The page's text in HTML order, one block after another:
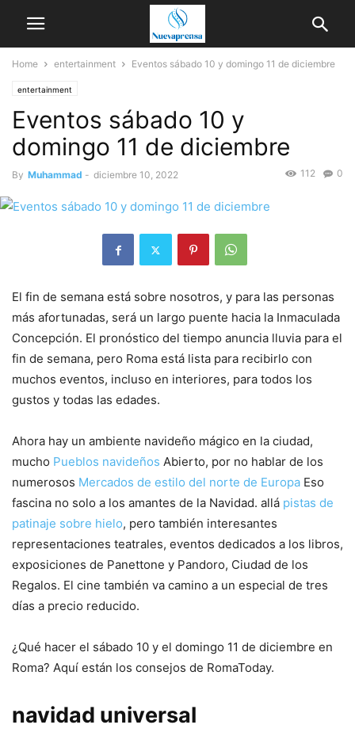
Home entertainment Eventos sábado 10 y domingo 11 de diciembre
entertainment
Eventos sábado 10 y
domingo 11 de diciembre
By Muhammad - diciembre 10, 2022 0
112
El fin de semana está sobre nosotros, y para las personas
más afortunadas, será un largo puente hacia la Inmaculada
Concepción. El pronóstico del tiempo anuncia lluvia para el
fin de semana, pero Roma está lista para recibirlo con
muchos eventos, incluso en interiores, para todos los
gustos y todas las edades.
Ahora hay un ambiente navideño mágico en la ciudad,
mucho Pueblos navideños Abierto, por no hablar de los
numerosos Mercados de estilo del norte de Europa Eso
fascina no solo a los amantes de la Navidad. allá pistas de
patinaje sobre hielo, pero también interesantes
representaciones teatrales, eventos dedicados a los libros,
exposiciones de Panettone y Pandoro, Ciudad de los
Regalos. El cine también va camino a un especial de tres
días a precio reducido.
¿Qué hacer el sábado 10 y el domingo 11 de diciembre en
Roma? Aquí están los consejos de RomaToday.
navidad universal